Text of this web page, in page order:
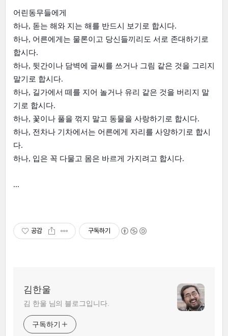
어린동무들에게
하나, 돋는 해와 지는 해를 반드시 보기로 합시다.
하나, 어른에게는 물론이고 당신들끼리도 서로 존대하기로
합시다.
하나, 뒷간이나 담벽에 글씨를 쓰거나 그림 같은 것을 그리지
말기로 합시다.
하나, 길가에서 떼를 지어 놀거나 유리 같은 것을 버리지 말
기로 합시다.
하나, 꽃이나 풀을 꺾지 말고 동물을 사랑하기로 합시다.
하나, 전차나 기차에서는 어른에게 자리를 사양하기로 합시
다.
하나, 입은 꼭 다물고 몸은 바르게 가지려고 합시다.
...
공감 구독하기
김한울
김 한울 님의 블로그입니다.
구독하기